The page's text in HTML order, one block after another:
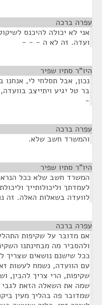
עפרה ברכה
אני לא יכולה להיכנס
ועדה. זה לא ה - - -
היו"ר סתיו שפיר
נכון, אבל תסלחי לי,
בר טל יגיע ויתייצב
-
עפרה ברכה
והמשרד חשב שלא.
היו"ר סתיו שפיר
המשרד חשב שלא ככל
לעמדתך וליכולותייך
לוועדה בשאלות האלה. זה
עפרה ברכה
אם מדובר על שקיפות
ולהסביר מה מבחינתנו
ככל שישנם נושאים שצריך
עם הוועדה, נשמח לעשות
שקיפות, הרי צריך להבין,
שמה את השאלה הזאת לגבי
שמדובר פה בהליך מעין